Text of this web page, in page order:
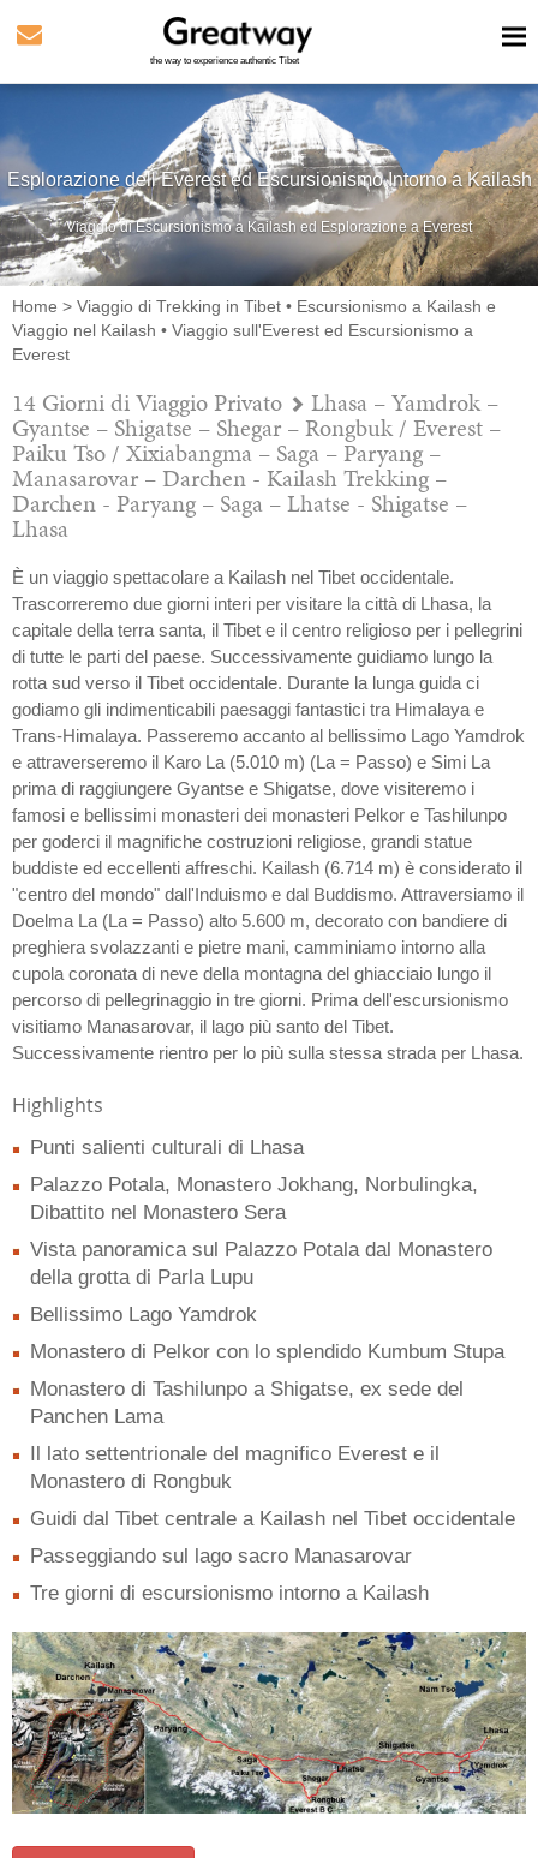
the way to experience authentic Tibet
Esplorazione dell Everest ed Escursionismo Intorno a Kailash
Viaggio di Escursionismo a Kailash ed Esplorazione a Everest
Home > Viaggio di Trekking in Tibet • Escursionismo a Kailash e
Viaggio nel Kailash • Viaggio sull'Everest ed Escursionismo a
Everest
14 Giorni di Viaggio Privato Lhasa – Yamdrok –
Gyantse – Shigatse – Shegar – Rongbuk / Everest –
Paiku Tso / Xixiabangma – Saga – Paryang –
Manasarovar – Darchen - Kailash Trekking –
Darchen - Paryang – Saga – Lhatse - Shigatse –
Lhasa
È un viaggio spettacolare a Kailash nel Tibet occidentale.
Trascorreremo due giorni interi per visitare la città di Lhasa, la
capitale della terra santa, il Tibet e il centro religioso per i pellegrini
di tutte le parti del paese. Successivamente guidiamo lungo la
rotta sud verso il Tibet occidentale. Durante la lunga guida ci
godiamo gli indimenticabili paesaggi fantastici tra Himalaya e
Trans-Himalaya. Passeremo accanto al bellissimo Lago Yamdrok
e attraverseremo il Karo La (5.010 m) (La = Passo) e Simi La
prima di raggiungere Gyantse e Shigatse, dove visiteremo i
famosi e bellissimi monasteri dei monasteri Pelkor e Tashilunpo
per goderci il magnifiche costruzioni religiose, grandi statue
buddiste ed eccellenti affreschi. Kailash (6.714 m) è considerato il
"centro del mondo" dall'Induismo e dal Buddismo. Attraversiamo il
Doelma La (La = Passo) alto 5.600 m, decorato con bandiere di
preghiera svolazzanti e pietre mani, camminiamo intorno alla
cupola coronata di neve della montagna del ghiacciaio lungo il
percorso di pellegrinaggio in tre giorni. Prima dell'escursionismo
visitiamo Manasarovar, il lago più santo del Tibet.
Successivamente rientro per lo più sulla stessa strada per Lhasa.
Highlights
Punti salienti culturali di Lhasa
Palazzo Potala, Monastero Jokhang, Norbulingka,
Dibattito nel Monastero Sera
Vista panoramica sul Palazzo Potala dal Monastero
della grotta di Parla Lupu
Bellissimo Lago Yamdrok
Monastero di Pelkor con lo splendido Kumbum Stupa
Monastero di Tashilunpo a Shigatse, ex sede del
Panchen Lama
Il lato settentrionale del magnifico Everest e il
Monastero di Rongbuk
Guidi dal Tibet centrale a Kailash nel Tibet occidentale
Passeggiando sul lago sacro Manasarovar
Tre giorni di escursionismo intorno a Kailash